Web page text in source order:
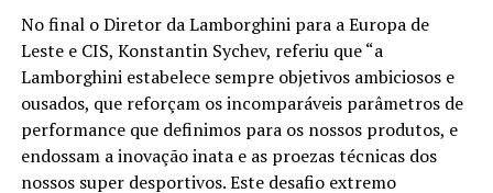
No final o Diretor da Lamborghini para a Europa de
Leste e CIS, Konstantin Sychev, referiu que “a
Lamborghini estabelece sempre objetivos ambiciosos e
ousados, que reforçam os incomparáveis parâmetros de
performance que definimos para os nossos produtos, e
endossam a inovação inata e as proezas técnicas dos
nossos super desportivos. Este desafio extremo